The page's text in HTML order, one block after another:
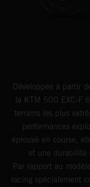
Développée à partir
la KTM 500 EXC-F
terrains les plus
performances
éprouvé en course,
et une durabilité
Par rapport au
racing spécialement